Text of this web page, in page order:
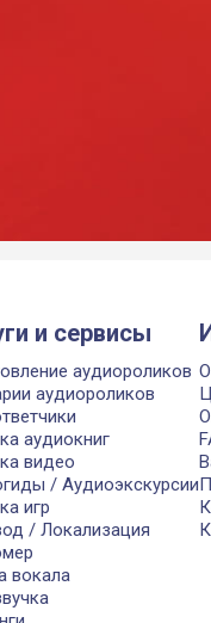
и сервисы
аудиороликов
аудиороликов
аудиокниг
видео
/ Аудиоэкскурсии
игр
/ Локализация
вокала